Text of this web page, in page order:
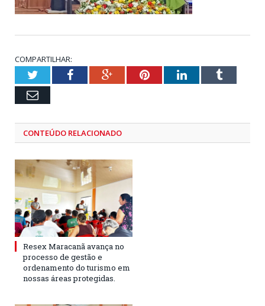
COMPARTILHAR:
TwitterFacebookGoogle+PinterestLinkedInTumblr
Email
CONTEÚDO RELACIONADO
Resex Maracanã avança no
processo de gestão e
ordenamento do turismo em
nossas áreas protegidas.